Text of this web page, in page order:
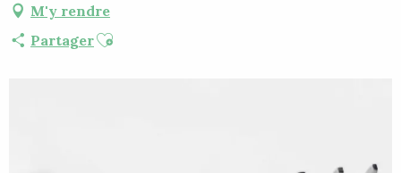
M'y rendre
PartagerAjouter aux favoris